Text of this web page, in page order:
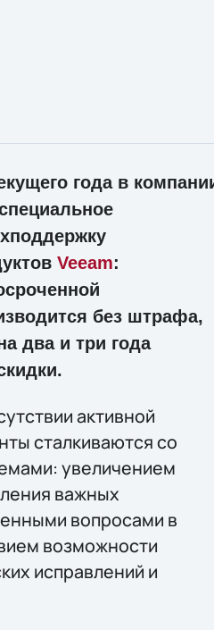
года в
Veeam:
без штрафа,
два и три года
активной
сталкиваются со
увеличением
важных
вопросами в
возможности
исправлений и